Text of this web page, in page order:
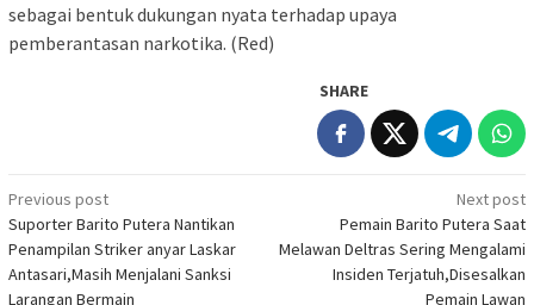
sebagai bentuk dukungan nyata terhadap upaya
pemberantasan narkotika. (Red)
SHARE
Post
navigation
Previous post
Suporter Barito Putera Nantikan
Penampilan Striker anyar Laskar
Antasari,Masih Menjalani Sanksi
Larangan Bermain
Next post
Pemain Barito Putera Saat
Melawan Deltras Sering Mengalami
Insiden Terjatuh,Disesalkan
Pemain Lawan